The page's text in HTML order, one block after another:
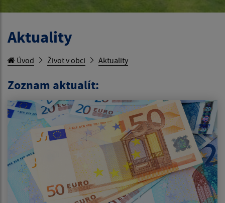
Aktuality
Úvod Život v obci Aktuality
Zoznam aktualít: